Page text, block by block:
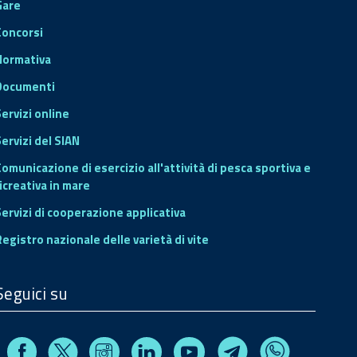
online
del SIAN
di esercizio all'attività di pesca sportiva e
in mare
di cooperazione applicativa
nazionale delle varietà di vite
su
Facebook InstagramLinkedinYoutube